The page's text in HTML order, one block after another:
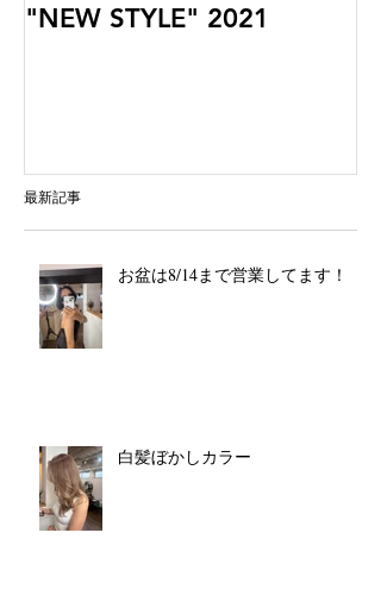
"NEW STYLE" 2021
最新記事
お盆は8/14まで営業してます！
白髪ぼかしカラー